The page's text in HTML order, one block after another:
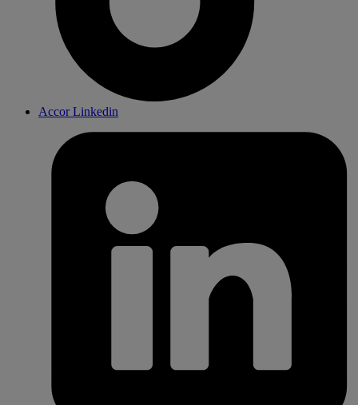
Accor Linkedin